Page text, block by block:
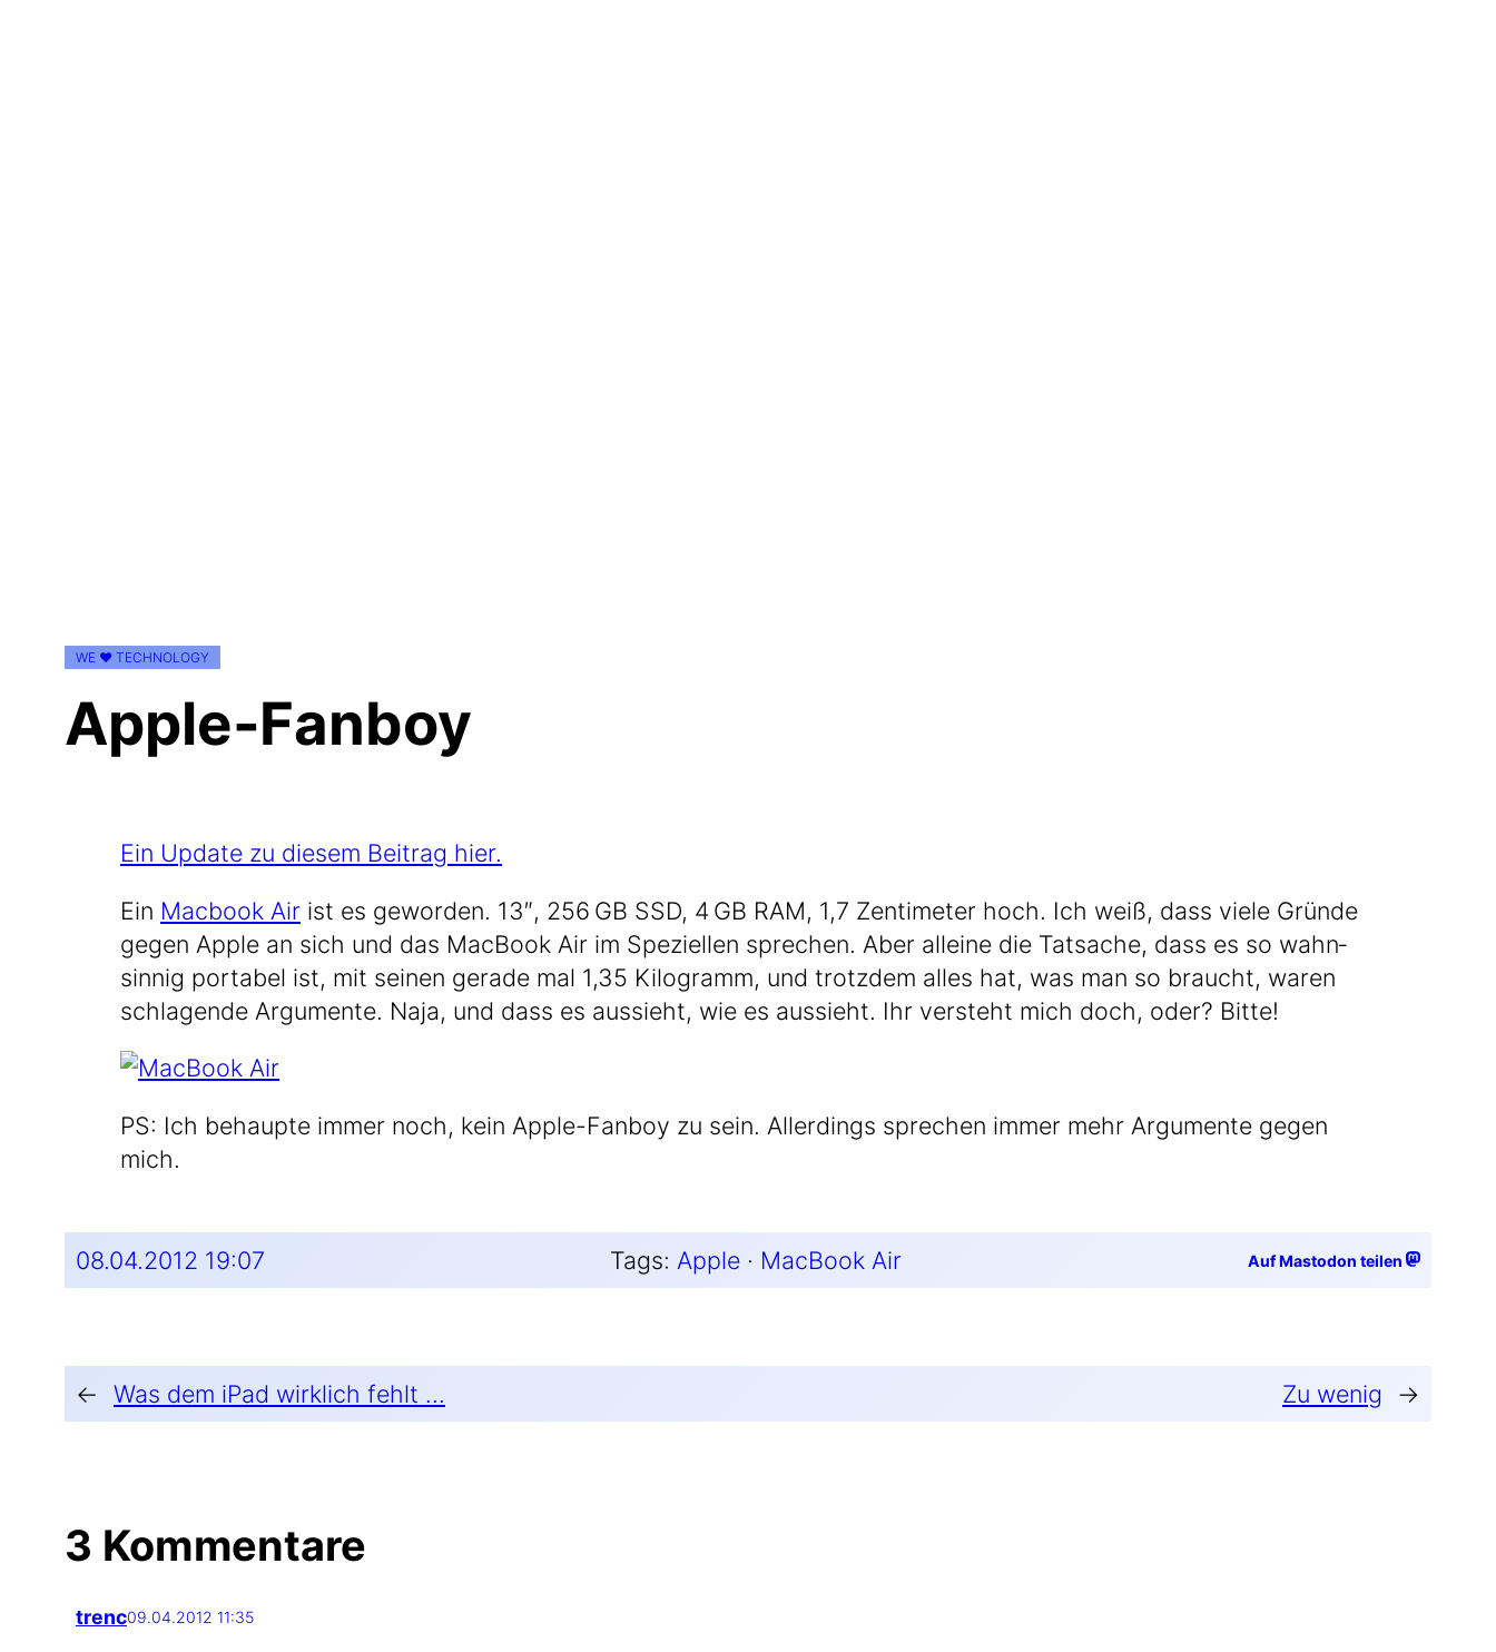
WE ♥ TECHNOLOGY
Apple-Fanboy
Ein Update zu die­sem Bei­trag hier.
Ein Mac­book Air ist es gewor­den. 13″, 256 GB SSD, 4 GB RAM, 1,7 Zen­ti­me­ter hoch. Ich weiß, dass vie­le Grün­de
gegen Apple an sich und das Mac­Book Air im Spe­zi­el­len spre­chen. Aber allei­ne die Tat­sa­che, dass es so wahn­
sin­nig por­ta­bel ist, mit sei­nen gera­de mal 1,35 Kilo­gramm, und trotz­dem alles hat, was man so braucht, waren
schla­gen­de Argu­men­te. Naja, und dass es aus­sieht, wie es aus­sieht. Ihr ver­steht mich doch, oder? Bitte!
PS: Ich behaup­te immer noch, kein Apple-Fanboy zu sein. Aller­dings spre­chen immer mehr Argu­men­te gegen
mich.
08.04.2012 19:07 Tags: Apple · MacBook Air Auf Mastodon teilen
← Was dem iPad wirklich fehlt ... Zu wenig →
3 Kommentare
trenc09.04.2012 11:35